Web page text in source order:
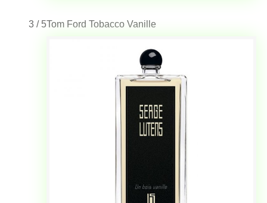
3 / 5Tom Ford Tobacco Vanille